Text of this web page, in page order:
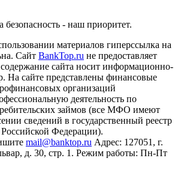
- наш приоритет.
материалов гиперссылка на
Сайт BankTop.ru не предоставляет
сайта носит информационно-
На сайте представлены финансовые
организаций
деятельность по
займов (все МФО имеют
сведений в государственный реестр
Федерации).
mail@banktop.ru Адрес: 127051, г.
д. 30, стр. 1. Режим работы: Пн-Пт